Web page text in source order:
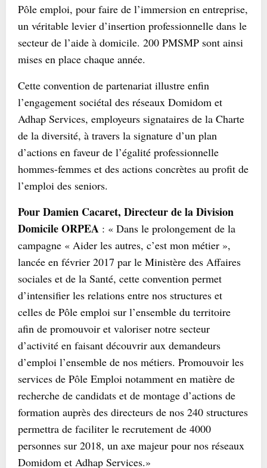
Pôle emploi, pour faire de l’immersion en entreprise,
un véritable levier d’insertion professionnelle dans le
secteur de l’aide à domicile. 200 PMSMP sont ainsi
mises en place chaque année.
Cette convention de partenariat illustre enfin
l’engagement sociétal des réseaux Domidom et
Adhap Services, employeurs signataires de la Charte
de la diversité, à travers la signature d’un plan
d’actions en faveur de l’égalité professionnelle
hommes-femmes et des actions concrètes au profit de
l’emploi des seniors.
Pour Damien Cacaret, Directeur de la Division
Domicile ORPEA : « Dans le prolongement de la
campagne « Aider les autres, c’est mon métier »,
lancée en février 2017 par le Ministère des Affaires
sociales et de la Santé, cette convention permet
d’intensifier les relations entre nos structures et
celles de Pôle emploi sur l’ensemble du territoire
afin de promouvoir et valoriser notre secteur
d’activité en faisant découvrir aux demandeurs
d’emploi l’ensemble de nos métiers. Promouvoir les
services de Pôle Emploi notamment en matière de
recherche de candidats et de montage d’actions de
formation auprès des directeurs de nos 240 structures
permettra de faciliter le recrutement de 4000
personnes sur 2018, un axe majeur pour nos réseaux
Domidom et Adhap Services.»